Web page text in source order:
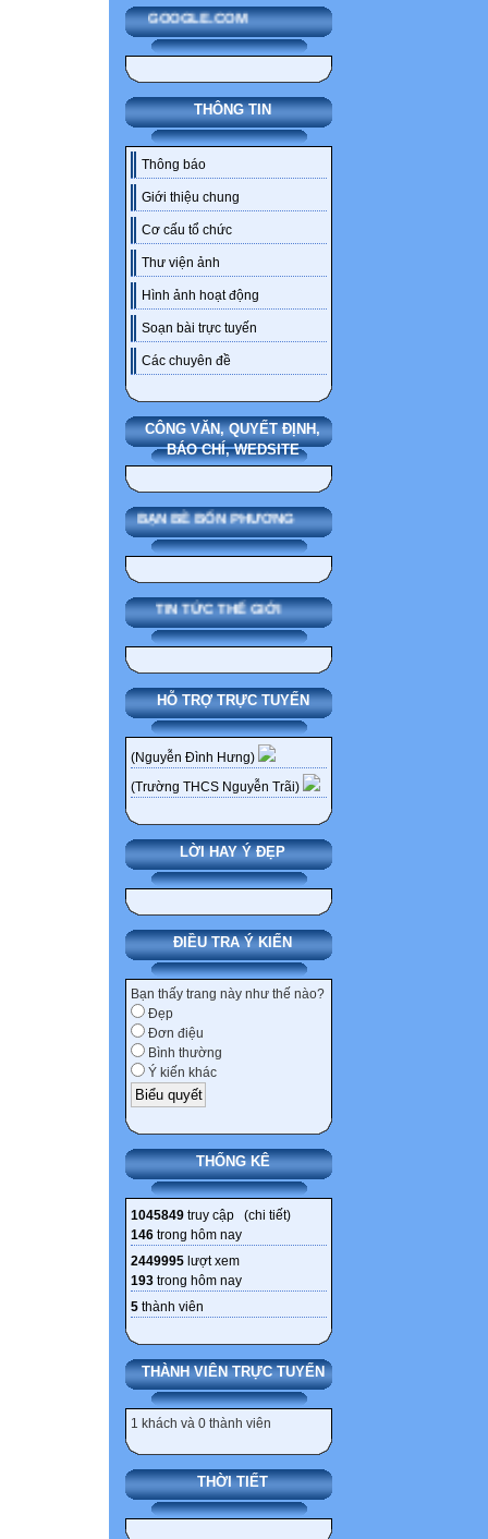
GOOGLE.COM
THÔNG TIN
Thông báo
Giới thiệu chung
Cơ cấu tổ chức
Thư viện ảnh
Hình ảnh hoạt động
Soạn bài trực tuyến
Các chuyên đề
CÔNG VĂN, QUYẾT ĐỊNH,
BÁO CHÍ, WEDSITE
BẠN BÈ BỐN PHƯƠNG
TIN TỨC THẾ GIỚI
HỖ TRỢ TRỰC TUYẾN
(Nguyễn Đình Hưng)
(Trường THCS Nguyễn Trãi)
LỜI HAY Ý ĐẸP
ĐIỀU TRA Ý KIẾN
Bạn thấy trang này như thế nào?
Đẹp
Đơn điệu
Bình thường
Ý kiến khác
THỐNG KÊ
1045849 truy cập (chi tiết)
146 trong hôm nay
2449995 lượt xem
193 trong hôm nay
5 thành viên
THÀNH VIÊN TRỰC TUYẾN
1 khách và 0 thành viên
THỜI TIẾT